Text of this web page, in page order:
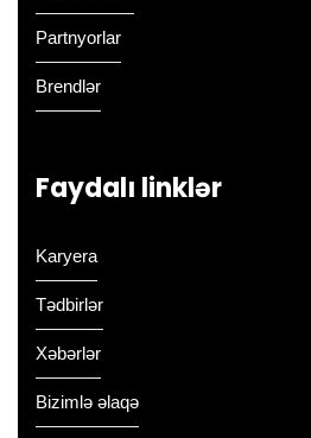
Partnyorlar
Brendlər
Faydalı linklər
Karyera
Tədbirlər
Xəbərlər
Bizimlə əlaqə